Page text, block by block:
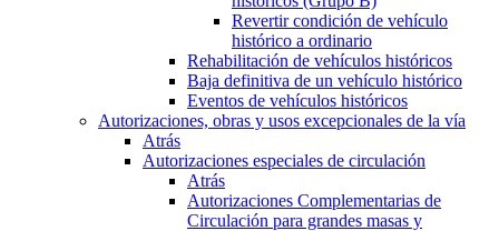
Revertir condición de vehículo
histórico a ordinario
Rehabilitación de vehículos históricos
Baja definitiva de un vehículo histórico
Eventos de vehículos históricos
Autorizaciones, obras y usos excepcionales de la vía
Atrás
Autorizaciones especiales de circulación
Atrás
Autorizaciones Complementarias de
Circulación para grandes masas y